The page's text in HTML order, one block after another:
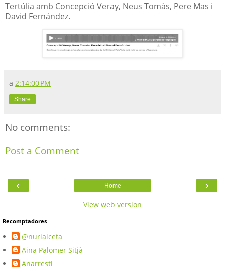
Tertúlia amb Concepció Veray, Neus Tomàs, Pere Mas i
David Fernández.
a 2:14:00 PM
Share
No comments:
Post a Comment
‹ ›
Home
View web version
Recomptadores
@nuriaiceta
Aina Palomer Sitjà
Anarresti